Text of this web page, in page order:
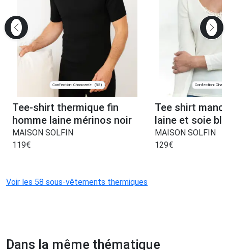
Confection: Chanverrie (85)
Tee-shirt thermique fin
homme laine mérinos noir
MAISON SOLFIN
119€
Confection:
Tee shirt
laine et soie
MAISON SOLFIN
129€
Voir les 58 sous-vêtements thermiques
Dans la même thématique